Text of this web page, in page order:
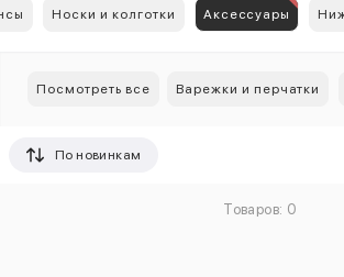
Носки и колготки Аксессуары
Посмотреть все Варежки и перчатки
По новинкам
Товаров: 0